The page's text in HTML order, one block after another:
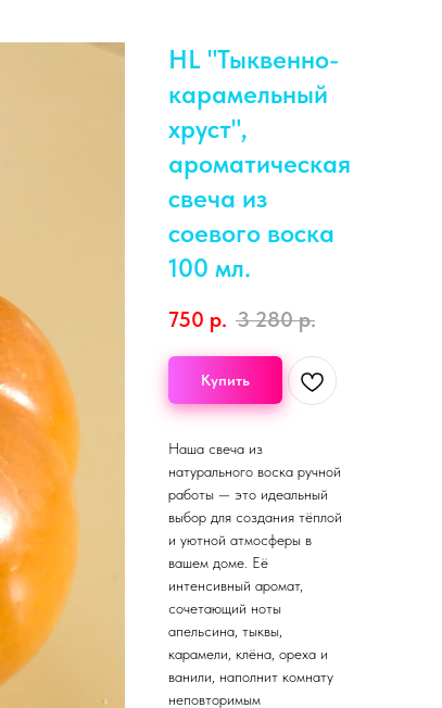
HL "Тыквенно-
карамельный
хруст",
ароматическая
свеча из
соевого воска
100 мл.
750 р. 3 280 р.
Купить
Наша свеча из
натурального воска ручной
работы — это идеальный
выбор для создания тёплой
и уютной атмосферы в
вашем доме. Её
интенсивный аромат,
сочетающий ноты
апельсина, тыквы,
карамели, клёна, ореха и
ванили, наполнит комнату
неповторимым